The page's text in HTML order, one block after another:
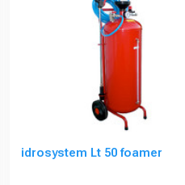
idrosystem Lt 50 foamer